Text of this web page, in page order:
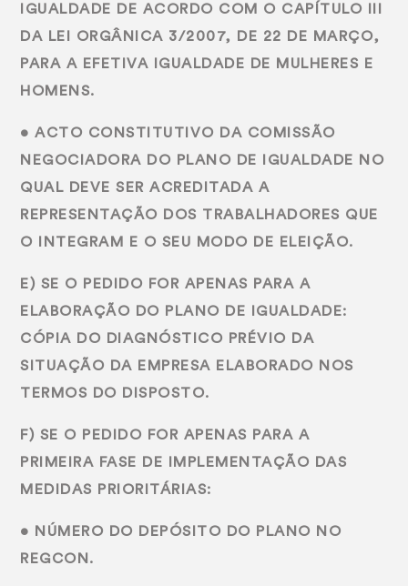
IGUALDADE DE ACORDO COM O CAPÍTULO III
DA LEI ORGÂNICA 3/2007, DE 22 DE MARÇO,
PARA A EFETIVA IGUALDADE DE MULHERES E
HOMENS.
• ACTO CONSTITUTIVO DA COMISSÃO
NEGOCIADORA DO PLANO DE IGUALDADE NO
QUAL DEVE SER ACREDITADA A
REPRESENTAÇÃO DOS TRABALHADORES QUE
O INTEGRAM E O SEU MODO DE ELEIÇÃO.
E) SE O PEDIDO FOR APENAS PARA A
ELABORAÇÃO DO PLANO DE IGUALDADE:
CÓPIA DO DIAGNÓSTICO PRÉVIO DA
SITUAÇÃO DA EMPRESA ELABORADO NOS
TERMOS DO DISPOSTO.
F) SE O PEDIDO FOR APENAS PARA A
PRIMEIRA FASE DE IMPLEMENTAÇÃO DAS
MEDIDAS PRIORITÁRIAS:
• NÚMERO DO DEPÓSITO DO PLANO NO
REGCON.